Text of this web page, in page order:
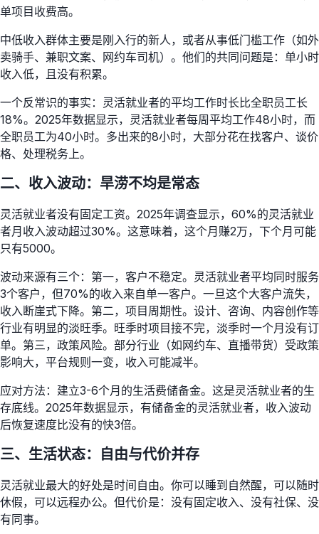
单项目收费高。
中低收入群体主要是刚入行的新人，或者从事低门槛工作（如外
卖骑手、兼职文案、网约车司机）。他们的共同问题是：单小时
收入低，且没有积累。
一个反常识的事实：灵活就业者的平均工作时长比全职员工长
18%。2025年数据显示，灵活就业者每周平均工作48小时，而
全职员工为40小时。多出来的8小时，大部分花在找客户、谈价
格、处理税务上。
二、收入波动：旱涝不均是常态
灵活就业者没有固定工资。2025年调查显示，60%的灵活就业
者月收入波动超过30%。这意味着，这个月赚2万，下个月可能
只有5000。
波动来源有三个：第一，客户不稳定。灵活就业者平均同时服务
3个客户，但70%的收入来自单一客户。一旦这个大客户流失，
收入断崖式下降。第二，项目周期性。设计、咨询、内容创作等
行业有明显的淡旺季。旺季时项目接不完，淡季时一个月没有订
单。第三，政策风险。部分行业（如网约车、直播带货）受政策
影响大，平台规则一变，收入可能减半。
应对方法：建立3-6个月的生活费储备金。这是灵活就业者的生
存底线。2025年数据显示，有储备金的灵活就业者，收入波动
后恢复速度比没有的快3倍。
三、生活状态：自由与代价并存
灵活就业最大的好处是时间自由。你可以睡到自然醒，可以随时
休假，可以远程办公。但代价是：没有固定收入、没有社保、没
有同事。